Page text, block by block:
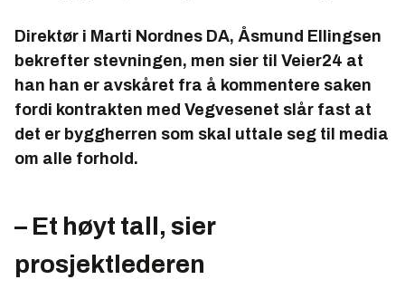
Direktør i Marti Nordnes DA, Åsmund Ellingsen
bekrefter stevningen, men sier til Veier24 at
han han er avskåret fra å kommentere saken
fordi kontrakten med Vegvesenet slår fast at
det er byggherren som skal uttale seg til media
om alle forhold.
– Et høyt tall, sier
prosjektlederen